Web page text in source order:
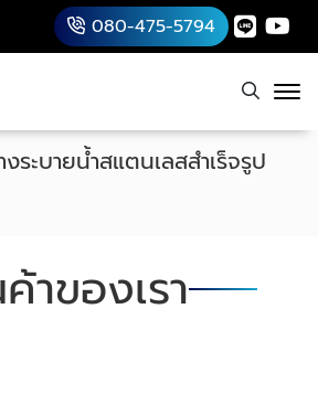
080-475-5794
ระบายน้ำสแตนเลสสำเร็จรูป
าของเรา